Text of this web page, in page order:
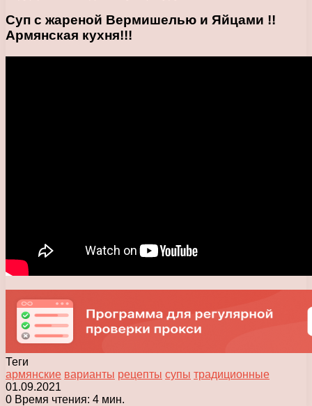
Суп с жареной Вермишелью и Яйцами !!
Армянская кухня!!!
Теги
армянские варианты рецепты супы традиционные
01.09.2021
0 Время чтения: 4 мин.